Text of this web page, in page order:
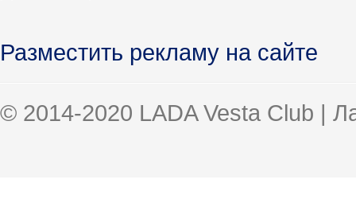
Разместить рекламу на сайте
© 2014-2020 LADA Vesta Club |